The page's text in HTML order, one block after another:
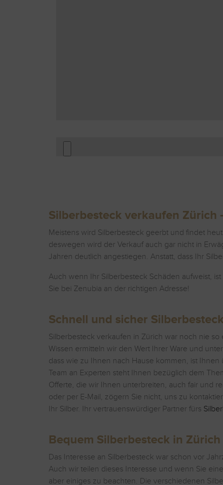
Silberbesteck verkaufen Zürich
Meistens wird Silberbesteck geerbt und findet
deswegen wird der Verkauf auch gar nicht in
Jahren deutlich angestiegen. Anstatt, dass Ihr
Auch wenn Ihr Silberbesteck Schäden aufweist,
Sie bei Zenubia an der richtigen Adresse!
Schnell und sicher
Silberbesteck verkaufen in Zürich war noch nie
Wissen ermitteln wir den Wert Ihrer Ware und
dass wie zu Ihnen nach Hause kommen, ist
Team an Experten steht Ihnen bezüglich dem
Offerte, die wir Ihnen unterbreiten, auch fair und
oder per E-Mail, zögern Sie nicht, uns zu
Ihr Silber. Ihr vertrauenswürdiger Partner fürs
Bequem Silberbesteck in
Das Interesse an Silberbesteck war schon vor
Auch wir teilen dieses Interesse und wenn Sie
aber einiges zu beachten. Die verschiedenen